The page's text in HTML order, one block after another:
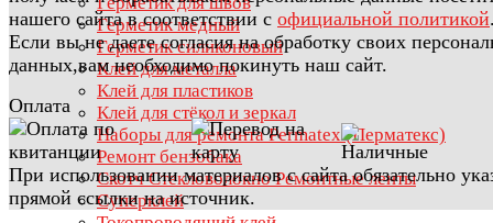
Герметик медный
Герметик силиконовый
Клей для металла
Клей для пластиков
Клей для стёкол и зеркал
Наборы для ремонта Permatex (Перматекс)
Ремонт бензобака
Скотч Стекловолокно Ремонтные ленты
Суперклей
нашего сайта в соответствии с официальной политикой
Если вы не даете согласия на обработку своих
данных,вам необходимо покинуть наш сайт.
Оплата
При использовании материалов с сайта обязательно
прямой ссылки на источник.